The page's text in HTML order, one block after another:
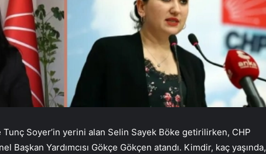
Soyer’in yerini alan Selin Sayek Böke getirilirken, CHP
Başkan Yardımcısı Gökçe Gökçen atandı. Kimdir, kaç yaşında,